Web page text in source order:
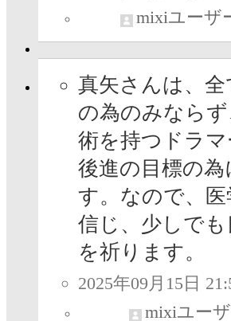
mixiユーザ
真矢さんは、全
の為のみなら
術を持つドラ
後進の目標の為
す。なので、医
信じ、少しで
を祈ります。
2025年09月15日
mixiユー